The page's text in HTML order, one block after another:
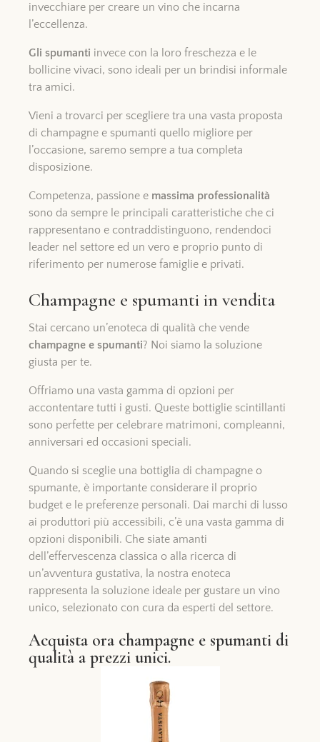
invecchiare per creare un vino che incarna
l’eccellenza.
Gli spumanti invece con la loro freschezza e le
bollicine vivaci, sono ideali per un brindisi informale
tra amici.
Vieni a trovarci per scegliere tra una vasta proposta
di champagne e spumanti quello migliore per
l’occasione, saremo sempre a tua completa
disposizione.
Competenza, passione e massima professionalità
sono da sempre le principali caratteristiche che ci
rappresentano e contraddistinguono, rendendoci
leader nel settore ed un vero e proprio punto di
riferimento per numerose famiglie e privati.
Champagne e spumanti in vendita
Stai cercano un’enoteca di qualità che vende
champagne e spumanti? Noi siamo la soluzione
giusta per te.
Offriamo una vasta gamma di opzioni per
accontentare tutti i gusti. Queste bottiglie scintillanti
sono perfette per celebrare matrimoni, compleanni,
anniversari ed occasioni speciali.
Quando si sceglie una bottiglia di champagne o
spumante, è importante considerare il proprio
budget e le preferenze personali. Dai marchi di lusso
ai produttori più accessibili, c’è una vasta gamma di
opzioni disponibili. Che siate amanti
dell’effervescenza classica o alla ricerca di
un’avventura gustativa, la nostra enoteca
rappresenta la soluzione ideale per gustare un vino
unico, selezionato con cura da esperti del settore.
Acquista ora champagne e spumanti di
qualità a prezzi unici.